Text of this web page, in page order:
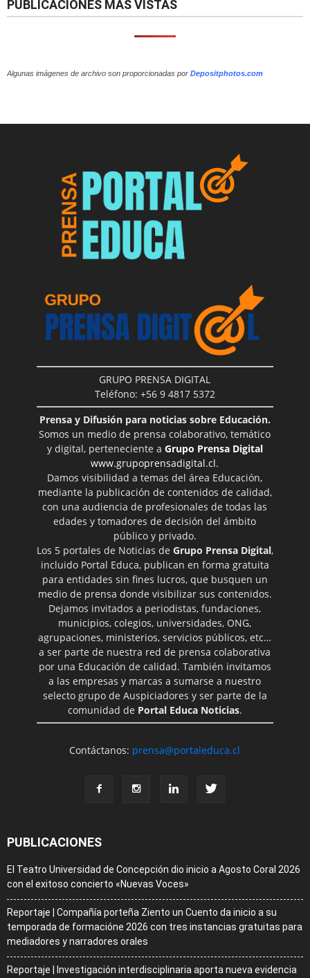
PUBLICACIONES MÁS VISTAS
Algunas imágenes de archivo son proporcionadas por Depositphotos.com
GRUPO PRENSA DIGITAL
Teléfono: +56 9 4817 5372
Prensa y Difusión para noticias sobre Educación.
Somos un medio de prensa colaborativo, temático
y digital, perteneciente a Grupo Prensa Digital
www.grupoprensadigital.cl.
Damos visibilidad a temas del área Educación,
mediante la publicación de contenidos de calidad,
con una audiencia de profesionales de todas las
edades y tomadores de decisión del ámbito
público y privado.
Los 5 portales de Noticias de Grupo Prensa Digital,
incluido Portal Educa, publican en forma gratuita
para entidades sin fines lucros, que busquen un
medio de prensa donde visibilizar sus contenidos.
Dejamos invitados a periodistas, fundaciones,
municipios, colegios, universidades, ONG,
agrupaciones, ministerios, servicios públicos, etc…
a ser parte de nuestra red de prensa colaborativa
por una Educación de calidad. También invitamos
a las empresas y marcas a sumarse a nuestro
selecto grupo de Auspiciadores y ser parte de la
comunidad de Portal Educa Noticias.
Contáctanos: prensa@portaleduca.cl
PUBLICACIONES
El Teatro Universidad de Concepción dio inicio a Agosto Coral 2026
con el exitoso concierto «Nuevas Voces»
Reportaje | Compañía porteña Ziento un Cuento da inicio a su
temporada de formacióne 2026 con tres instancias gratuitas para
mediadores y narradores orales
Reportaje | Investigación interdisciplinaria aporta nueva evidencia